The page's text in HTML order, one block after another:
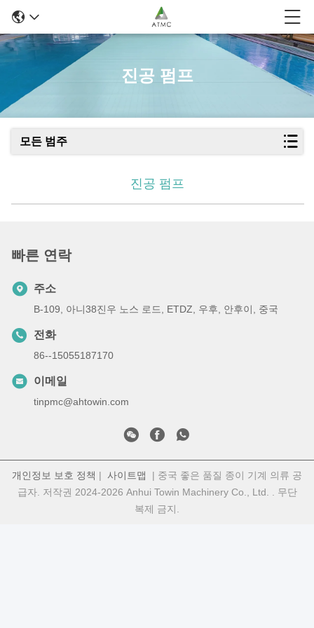
진공 펌프
모든 범주
진공 펌프
빠른 연락
주소
B-109, 아니38진우 노스 로드, ETDZ, 우후, 안후이, 중국
전화
86--15055187170
이메일
tinpmc@ahtowin.com
개인정보 보호 정책 | 사이트맵
| 중국 좋은 품질 종이 기계 의류 공
급자. 저작권 2024-2026 Anhui Towin Machinery Co., Ltd. . 무단
복제 금지.